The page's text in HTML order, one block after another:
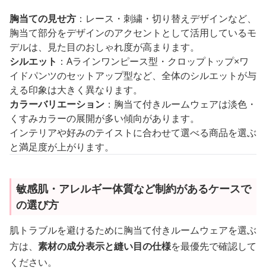
胸当ての見せ方 ：レース・刺繍・切り替えデザインなど、
胸当て部分をデザインのアクセントとして活用しているモ
デルは、見た目のおしゃれ度が高まります。
シルエット ：Aラインワンピース型・クロップトップ×ワ
イドパンツのセットアップ型など、全体のシルエットが与
える印象は大きく異なります。
カラーバリエーション ：胸当て付きルームウェアは淡色・
くすみカラーの展開が多い傾向があります。
インテリアや好みのテイストに合わせて選べる商品を選ぶ
と満足度が上がります。
敏感肌・アレルギー体質など制約があるケースで
の選び方
肌トラブルを避けるために胸当て付きルームウェアを選ぶ
方は、 素材の成分表示と縫い目の仕様を最優先で確認して
ください。